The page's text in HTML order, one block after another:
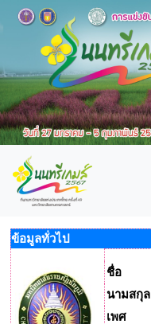
ข้อมูลทั่วไป
ชื่อ
นามสกุล
เพศ